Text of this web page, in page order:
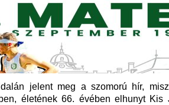
jelent meg a szomorú hír,
életének 66. évében elhunyt